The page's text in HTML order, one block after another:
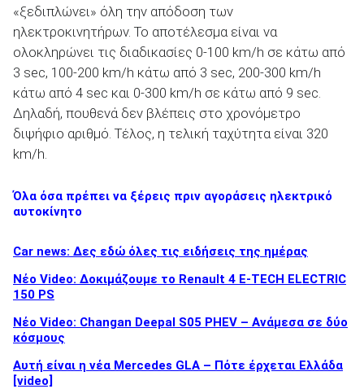
«ξεδιπλώνει» όλη την απόδοση των
ηλεκτροκινητήρων. Το αποτέλεσμα είναι να
ολοκληρώνει τις διαδικασίες 0-100 km/h σε κάτω από
3 sec, 100-200 km/h κάτω από 3 sec, 200-300 km/h
κάτω από 4 sec και 0-300 km/h σε κάτω από 9 sec.
Δηλαδή, πουθενά δεν βλέπεις στο χρονόμετρο
διψήφιο αριθμό. Τέλος, η τελική ταχύτητα είναι 320
km/h.
Όλα όσα πρέπει να ξέρεις πριν αγοράσεις ηλεκτρικό
αυτοκίνητο
Car news: Δες εδώ όλες τις ειδήσεις της ημέρας
Νέο Video: Δοκιμάζουμε το Renault 4 E-TECH ELECTRIC
150 PS
Νέο Video: Changan Deepal S05 PHEV – Ανάμεσα σε δύο
κόσμους
Αυτή είναι η νέα Mercedes GLA – Πότε έρχεται Ελλάδα
[video]